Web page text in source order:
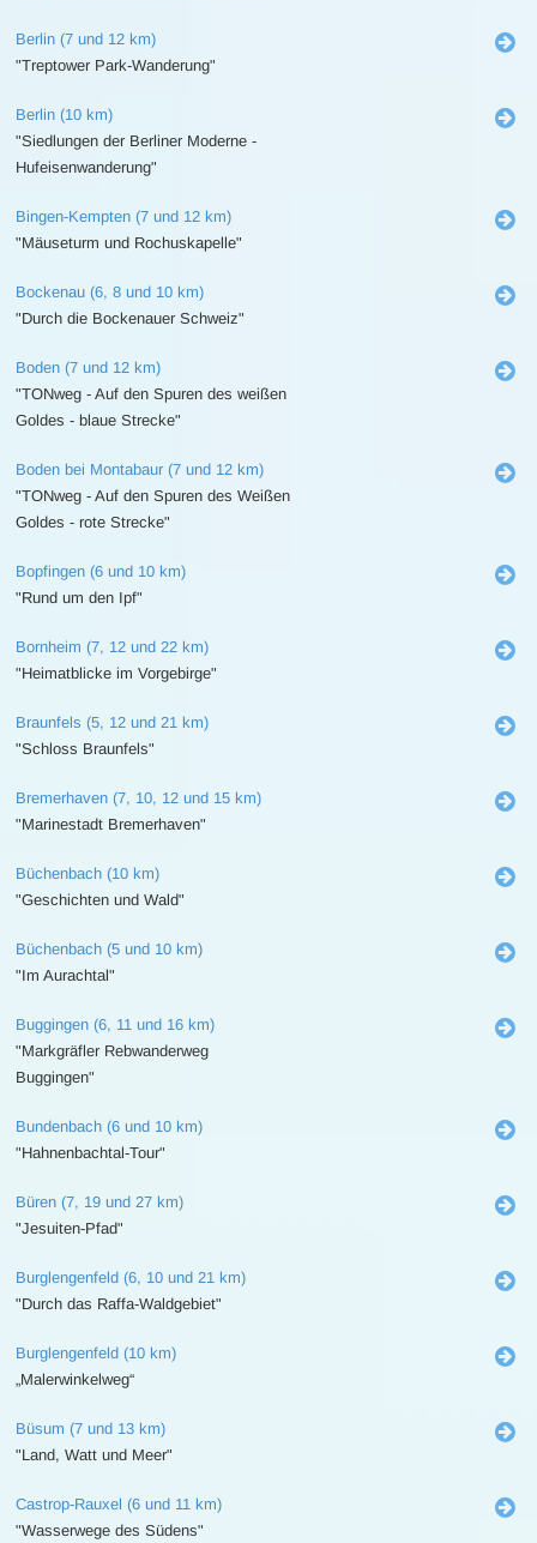
Berlin (7 und 12 km)
"Treptower Park-Wanderung"
Berlin (10 km)
"Siedlungen der Berliner Moderne -
Hufeisenwanderung"
Bingen-Kempten (7 und 12 km)
"Mäuseturm und Rochuskapelle"
Bockenau (6, 8 und 10 km)
"Durch die Bockenauer Schweiz"
Boden (7 und 12 km)
"TONweg - Auf den Spuren des weißen
Goldes - blaue Strecke"
Boden bei Montabaur (7 und 12 km)
"TONweg - Auf den Spuren des Weißen
Goldes - rote Strecke"
Bopfingen (6 und 10 km)
"Rund um den Ipf"
Bornheim (7, 12 und 22 km)
"Heimatblicke im Vorgebirge"
Braunfels (5, 12 und 21 km)
"Schloss Braunfels"
Bremerhaven (7, 10, 12 und 15 km)
"Marinestadt Bremerhaven"
Büchenbach (10 km)
"Geschichten und Wald"
Büchenbach (5 und 10 km)
"Im Aurachtal"
Buggingen (6, 11 und 16 km)
"Markgräfler Rebwanderweg
Buggingen"
Bundenbach (6 und 10 km)
"Hahnenbachtal-Tour"
Büren (7, 19 und 27 km)
"Jesuiten-Pfad"
Burglengenfeld (6, 10 und 21 km)
"Durch das Raffa-Waldgebiet"
Burglengenfeld (10 km)
„Malerwinkelweg“
Büsum (7 und 13 km)
"Land, Watt und Meer"
Castrop-Rauxel (6 und 11 km)
"Wasserwege des Südens"